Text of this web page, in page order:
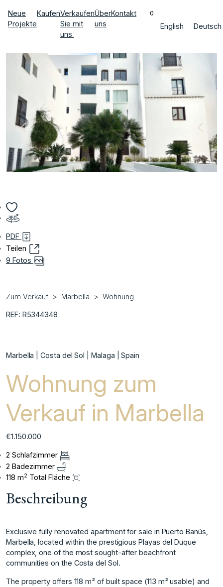
Neue
Projekte
KaufenVerkaufen
Sie mit
uns
Über
uns
Kontakt 0
English Deutsch
PDF
Teilen
9 Fotos
Zum Verkauf Marbella Wohnung
REF: R5344348
Marbella | Costa del Sol | Malaga | Spain
Wohnung zum
Verkauf in Marbella
€1.150.000
2 Schlafzimmer
2 Badezimmer
118 m2 Total Fläche
Beschreibung
Exclusive fully renovated apartment for sale in Puerto Banús,
Marbella, located within the prestigious Playas del Duque
complex, one of the most sought-after beachfront
communities on the Costa del Sol.
The property offers 118 m² of built space (113 m² usable) and